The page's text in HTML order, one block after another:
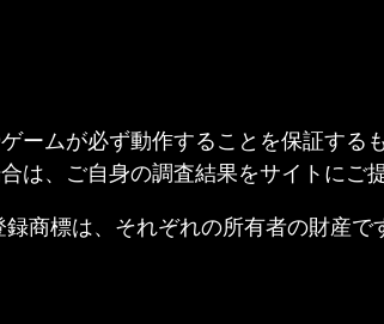
ムが必ず動作することを保証する
、ご自身の調査結果をサイトにご提
標は、それぞれの所有者の財産で